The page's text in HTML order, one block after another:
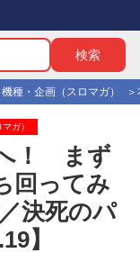
機種・企画（スロマガ）
ガ）
！ まず
回ってみ
決死のパ
】